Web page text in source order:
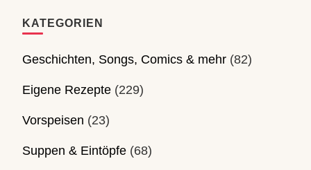
KATEGORIEN
Geschichten, Songs, Comics & mehr (82)
Eigene Rezepte (229)
Vorspeisen (23)
Suppen & Eintöpfe (68)